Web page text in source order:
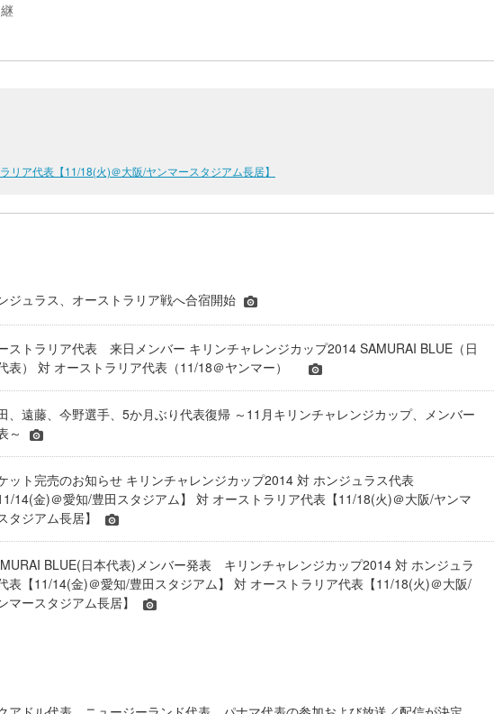
ア代表【11/18(火)＠大阪/ヤンマースタジアム長居】
ジュラス、オーストラリア戦へ合宿開始
ストラリア代表 来日メンバー キリンチャレンジカップ2014 SAMURAI BLUE（日
表） 対 オーストラリア代表（11/18＠ヤンマー）
、遠藤、今野選手、5か月ぶり代表復帰 ～11月キリンチャレンジカップ、メンバー
～
ット完売のお知らせ キリンチャレンジカップ2014 対 ホンジュラス代表
11/14(金)＠愛知/豊田スタジアム】 対 オーストラリア代表【11/18(火)＠大阪/ヤンマ
タジアム長居】
BLUE(日本代表)メンバー発表 キリンチャレンジカップ2014 対 ホンジュラ
表【11/14(金)＠愛知/豊田スタジアム】 対 オーストラリア代表【11/18(火)＠大阪/
マースタジアム長居】